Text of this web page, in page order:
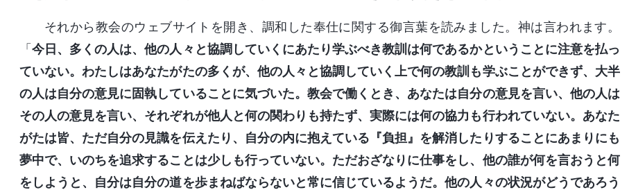
それから教会のウェブサイトを開き、調和した奉仕に関する御言葉を読みました。神は言われます。
「今日、多くの人は、他の人々と協調していくにあたり学ぶべき教訓は何であるかということに注意を払っ
ていない。わたしはあなたがたの多くが、他の人々と協調していく上で何の教訓も学ぶことができず、大半
の人は自分の意見に固執していることに気づいた。教会で働くとき、あなたは自分の意見を言い、他の人は
その人の意見を言い、それぞれが他人と何の関わりも持たず、実際には何の協力も行われていない。あなた
がたは皆、ただ自分の見識を伝えたり、自分の内に抱えている『負担』を解消したりすることにあまりにも
夢中で、いのちを追求することは少しも行っていない。ただおざなりに仕事をし、他の誰が何を言おうと何
をしようと、自分は自分の道を歩まねばならないと常に信じているようだ。他の人々の状況がどうであろう